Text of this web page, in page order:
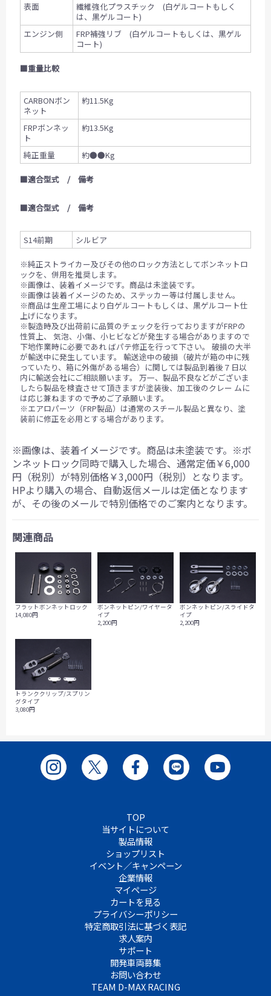
表面
繊維強化プラスチック (白ゲルコートもしく
は、黒ゲルコート)
エンジン側
FRP補強リブ (白ゲルコートもしくは、黒ゲル
コート)
■重量比較
CARBONボン
ネット
約11.5Kg
FRPボンネッ
ト
約13.5Kg
純正重量 約●●Kg
■適合型式 / 備考
■適合型式 / 備考
S14前期 シルビア
※純正ストライカー及びその他のロック方法としてボンネットロ
ックを、併用を推奨します。
※画像は、装着イメージです。商品は未塗装です。
※画像は装着イメージのため、ステッカー等は付属しません。
※商品は生産工場により白ゲルコートもしくは、黒ゲルコート仕
上げになります。
※製造時及び出荷前に品質のチェックを行っておりますがFRPの
性質上、 気泡、小傷、小ヒビなどが発生する場合がありますので
下地作業時に必要であれ ばパテ修正を行って下さい。 破損の大半
が輸送中に発生しています。 輸送途中の破損（破片が箱の中に残
っていたり、箱に外傷がある場合）に関しては製品到着後７日以
内に輸送会社にご相談願います。 万一、製品不良などがございま
したら製品を検査させて頂きますが塗装後、加工後のクレー ムに
は応じ兼ねますので予めご了承願います。
※エアロパーツ（FRP製品）は通常のスチール製品と異なり、塗
装前に修正を必用とする場合があります。
※画像は、装着イメージです。商品は未塗装です。※ボ
ンネットロック同時で購入した場合、通常定価￥6,000
円（税別）が特別価格￥3,000円（税別）となります。
HPより購入の場合、自動返信メールは定価となります
が、その後のメールで特別価格でのご案内となります。
関連商品
フラットボンネットロック
14,080円
ボンネットピン/ワイヤータ
イプ
2,200円
ボンネットピン/スライドタ
イプ
2,200円
トランククリップ/スプリン
グタイプ
3,080円
TOP
当サイトについて
製品情報
ショップリスト
イベント／キャンペーン
企業情報
マイページ
カートを見る
プライバシーポリシー
特定商取引法に基づく表記
求人案内
サポート
開発車両募集
お問い合わせ
TEAM D-MAX RACING